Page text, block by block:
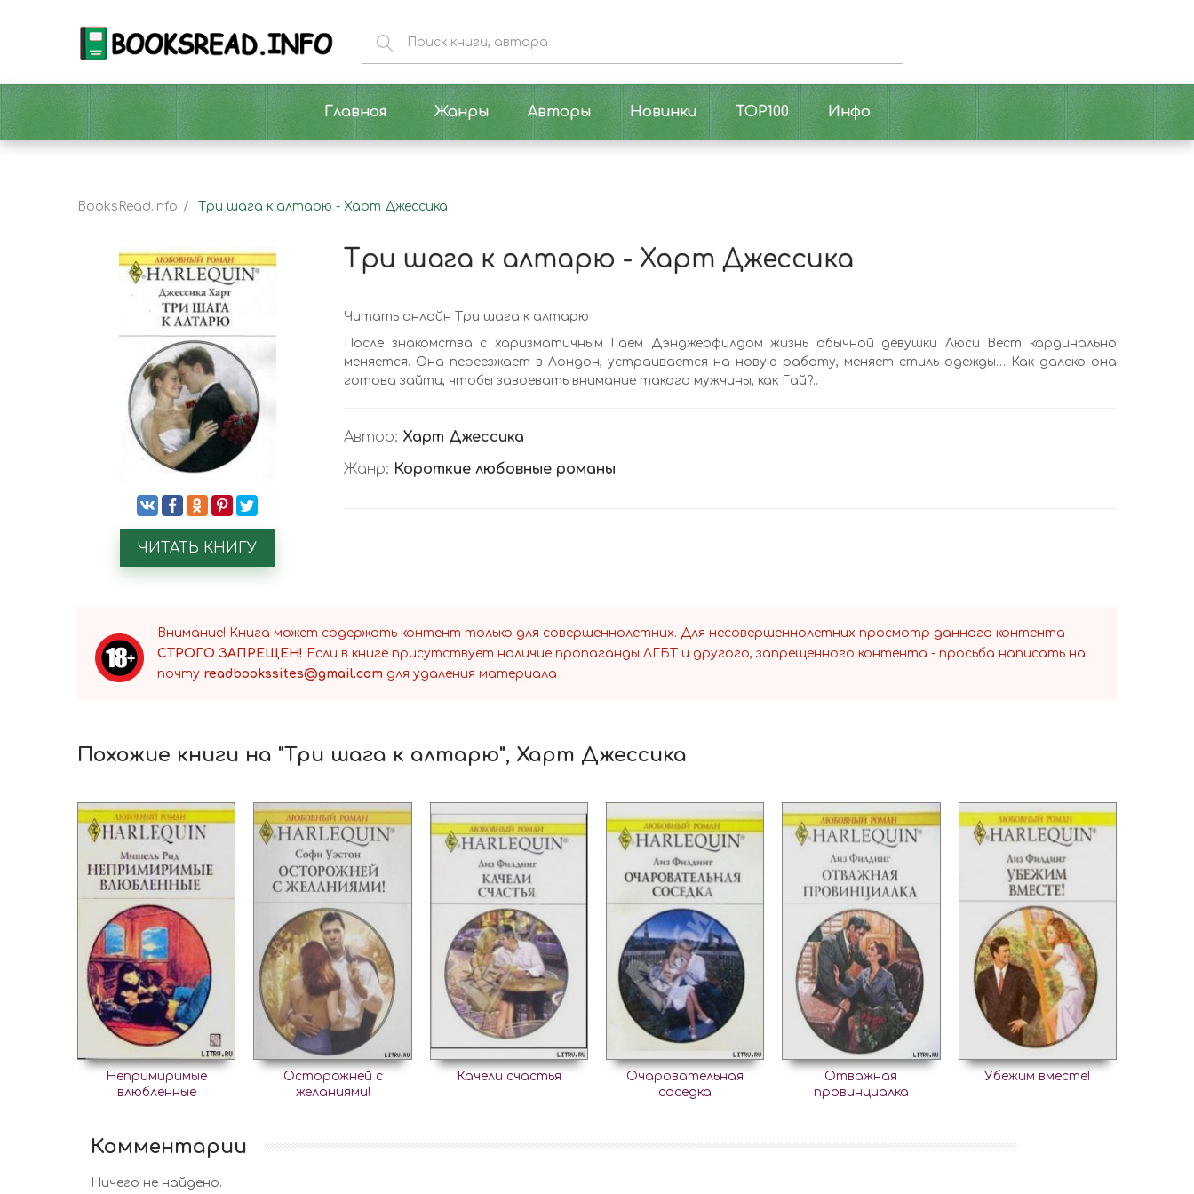
Главная Жанры Авторы Новинки TOP100 Инфо
BooksRead.info Три шага к алтарю - Харт Джессика
ЧИТАТЬ КНИГУ
Три шага к алтарю - Харт Джессика
Читать онлайн Три шага к алтарю
После знакомства с харизматичным Гаем Дэнджерфилдом жизнь обычной девушки Люси Вест кардинально
меняется. Она переезжает в Лондон, устраивается на новую работу, меняет стиль одежды… Как далеко она
готова зайти, чтобы завоевать внимание такого мужчины, как Гай?..
Автор: Харт Джессика
Жанр: Короткие любовные романы
Внимание! Книга может содержать контент только для совершеннолетних. Для несовершеннолетних просмотр данного контента
СТРОГО ЗАПРЕЩЕН! Если в книге присутствует наличие пропаганды ЛГБТ и другого, запрещенного контента - просьба написать на
почту readbookssites@gmail.com для удаления материала
Похожие книги на "Три шага к алтарю", Харт Джессика
Непримиримые
влюбленные
Осторожней с
желаниями!
Качели счастья
Очаровательная
соседка
Отважная
провинциалка
Убежим вместе!
Комментарии
Ничего не найдено.